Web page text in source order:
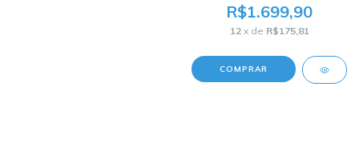
R$1.699,90
12 x de R$175,81